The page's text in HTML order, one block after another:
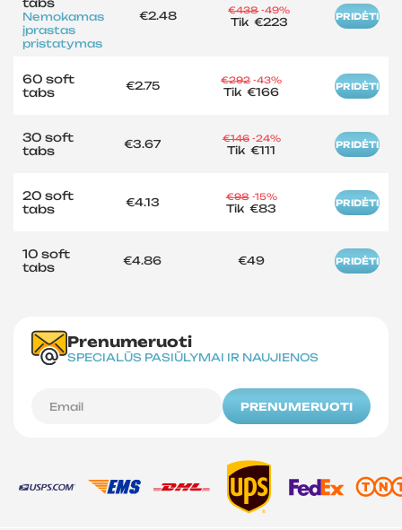
Nemokamas
įprastas
pristatymas
€2.48 €438 -49%
Tik €223 PRIDĖTI
60 soft
tabs
€2.75 €292 -43%
Tik€166 PRIDĖTI
30 soft
tabs
€3.67 €146 -24%
Tik€111 PRIDĖTI
20 soft
tabs
€4.13 €98 -15%
Tik€83 PRIDĖTI
10 soft
tabs
€4.86 €49 PRIDĖTI
Prenumeruoti
SPECIALŪS PASIŪLYMAI IR NAUJIENOS
PRENUMERUOTI